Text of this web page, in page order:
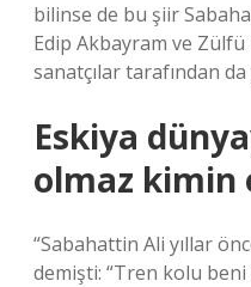
bilinse de bu şiir
Edip Akbayram ve
sanatçılar tarafından da
Eskiya
olmaz kimin
“Sabahattin Ali yıllar
demişti: “Tren kolu